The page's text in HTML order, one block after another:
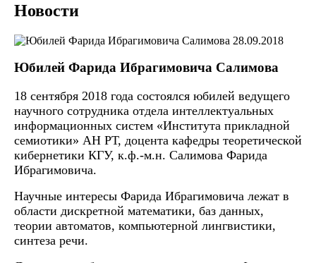
Новости
28.09.2018
Юбилей Фарида Ибрагимовича Салимова
18 сентября 2018 года состоялся юбилей ведущего
научного сотрудника отдела интеллектуальных
информационных систем «Института прикладной
семиотики» АН РТ, доцента кафедры теоретической
кибернетики КГУ, к.ф.-м.н. Салимова Фарида
Ибрагимовича.
Научные интересы Фарида Ибрагимовича лежат в
области дискретной математики, баз данных,
теории автоматов, компьютерной лингвистики,
синтеза речи.